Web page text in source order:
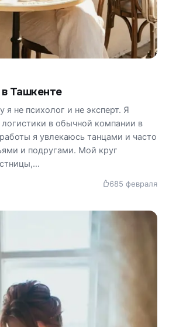
Ташкенте
я не психолог и не эксперт. Я
в обычной компании в
я увлекаюсь танцами и часто
и подругами. Мой круг
685 февраля